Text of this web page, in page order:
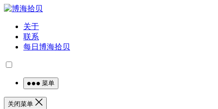
关于
联系
每日博海拾贝
菜单
关闭菜单